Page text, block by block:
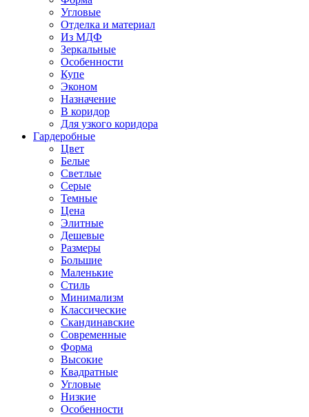
Угловые
Отделка и материал
Из МДФ
Зеркальные
Особенности
Купе
Эконом
Назначение
В коридор
Для узкого коридора
Гардеробные
Цвет
Белые
Светлые
Серые
Темные
Цена
Элитные
Дешевые
Размеры
Большие
Маленькие
Стиль
Минимализм
Классические
Скандинавские
Современные
Форма
Высокие
Квадратные
Угловые
Низкие
Особенности